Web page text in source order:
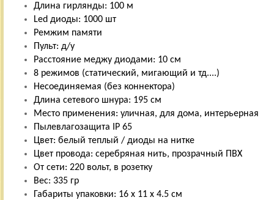
Длина гирлянды: 100 м
Led диоды: 1000 шт
Ремжим памяти
Пульт: д/у
Расстояние меджу диодами: 10 см
8 режимов (статический, мигающий и тд....)
Несоединяемая (без коннектора)
Длина сетевого шнура: 195 см
Место применения: уличная, для дома, интерьерная
Пылевлагозащита IP 65
Цвет: белый теплый / диоды на нитке
Цвет провода: серебряная нить, прозрачный ПВХ
От сети: 220 вольт, в розетку
Вес: 335 гр
Габариты упаковки: 16 х 11 х 4.5 см